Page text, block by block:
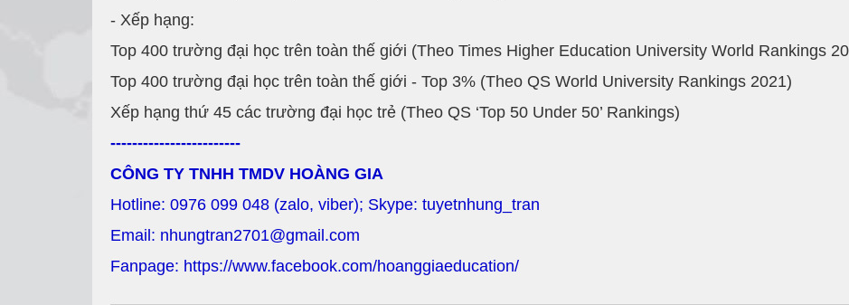
- Xếp hạng:
Top 400 trường đại học trên toàn thế giới (Theo Times Higher Education University World Rankings
Top 400 trường đại học trên toàn thế giới - Top 3% (Theo QS World University Rankings 2021)
Xếp hạng thứ 45 các trường đại học trẻ (Theo QS ‘Top 50 Under 50’ Rankings)
------------------------
CÔNG TY TNHH TMDV HOÀNG GIA
Hotline: 0976 099 048 (zalo, viber); Skype: tuyetnhung_tran
Email: nhungtran2701@gmail.com
Fanpage: https://www.facebook.com/hoanggiaeducation/